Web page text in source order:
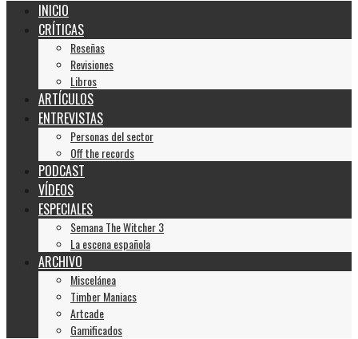
INICIO
CRÍTICAS
Reseñas
Revisiones
Libros
ARTÍCULOS
ENTREVISTAS
Personas del sector
Off the records
PODCAST
VÍDEOS
ESPECIALES
Semana The Witcher 3
La escena española
ARCHIVO
Miscelánea
Timber Maniacs
Artcade
Gamificados